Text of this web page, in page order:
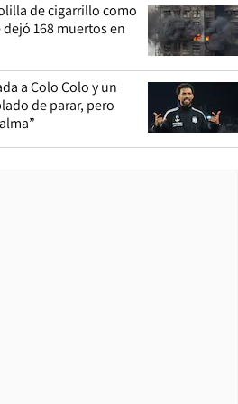
de cigarrillo como
168 muertos en
a Colo Colo y un
de parar, pero